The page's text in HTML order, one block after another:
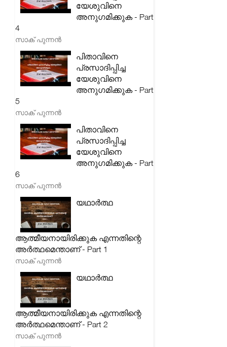
യേശുവിനെ
അനുഗമിക്കുക - Part
4
സാക് പുന്നൻ
പിതാവിനെ
പ്രസാദിപ്പിച്ച
യേശുവിനെ
അനുഗമിക്കുക - Part
5
സാക് പുന്നൻ
പിതാവിനെ
പ്രസാദിപ്പിച്ച
യേശുവിനെ
അനുഗമിക്കുക - Part
6
സാക് പുന്നൻ
യഥാർത്ഥ
ആത്മീയനായിരിക്കുക എന്നതിന്റെ
അർത്ഥമെന്താണ് - Part 1
സാക് പുന്നൻ
യഥാർത്ഥ
ആത്മീയനായിരിക്കുക എന്നതിന്റെ
അർത്ഥമെന്താണ് - Part 2
സാക് പുന്നൻ